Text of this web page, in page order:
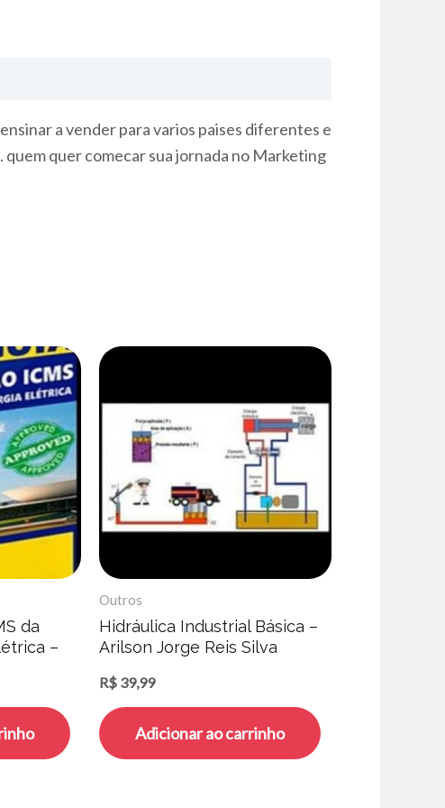
a vender para varios paises diferentes e
quer comecar sua jornada no Marketing
da
–
Outros
Hidráulica Industrial Básica –
Arilson Jorge Reis Silva
R$ 39,99
Adicionar ao carrinho